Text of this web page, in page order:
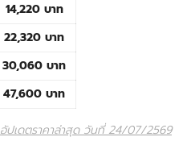
14,220 บาท
22,320 บาท
30,060 บาท
47,600 บาท
อัปเดตราคาล่าสุด วันที่ 24/07/2569